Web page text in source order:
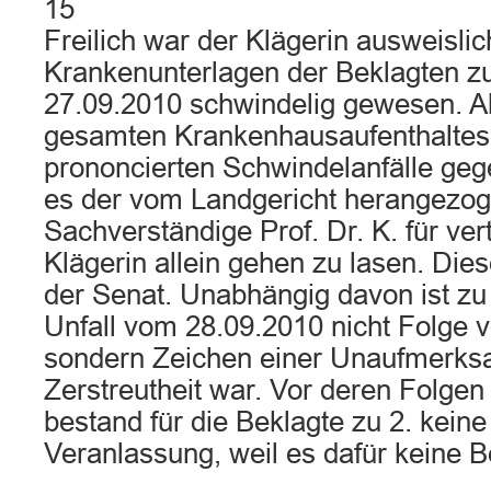
15
Freilich war der Klägerin
Krankenunterlagen der Beklagten
27.09.2010 schwindelig gewesen.
gesamten
prononcierten Schwindelanfälle
es der vom Landgericht
Sachverständige Prof. Dr. K. für
Klägerin allein gehen zu lasen.
der Senat. Unabhängig davon ist
Unfall vom 28.09.2010 nicht Folge
sondern Zeichen einer
Zerstreutheit war. Vor deren
bestand für die Beklagte zu 2.
Veranlassung, weil es dafür keine